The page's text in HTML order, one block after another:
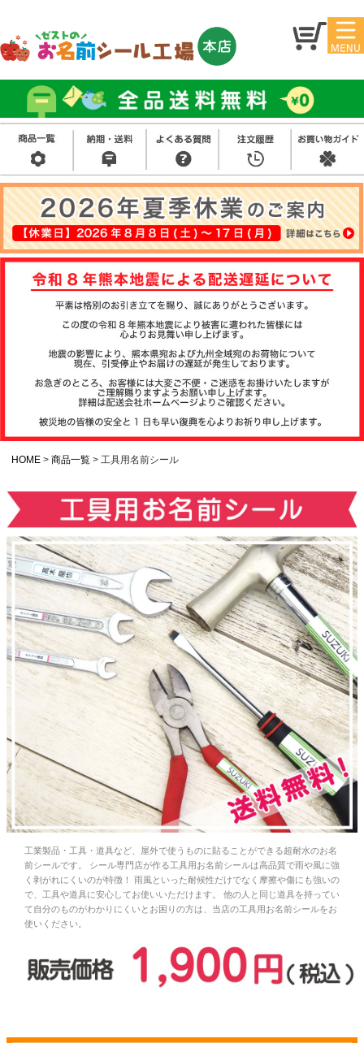
マイ
ジ
お名
前シ
ール
アイ
ロン
シー
ル
お買
い得
セッ
ト
スタ
ンプ
その
他
注文履歴
納期・発送方法
について
よくある質問
商品ガイド
会社概要
お問い合わせ
お客様へのお知
らせ
会員登録
HOME 商品一覧 工具用名前シール
工業製品・工具・道具など、屋外で使うものに貼ることができる超耐水のお名
前シールです。 シール専門店が作る工具用お名前シールは高品質で雨や風に強
く剥がれにくいのが特徴！ 雨風といった耐候性だけでなく摩擦や傷にも強いの
で、工具や道具に安心してお使いいただけます。 他の人と同じ道具を持ってい
て自分のものがわかりにくいとお困りの方は、当店の工具用お名前シールをお
使いください。